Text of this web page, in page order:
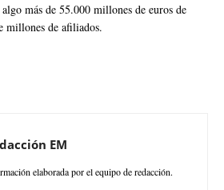
más de 55.000 millones de euros de
millones de afiliados.
EM
elaborada por el equipo de redacción.